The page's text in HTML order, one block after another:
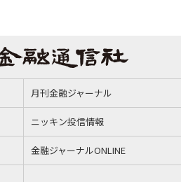
月刊金融ジャーナル
ニッキン投信情報
金融ジャーナルONLINE